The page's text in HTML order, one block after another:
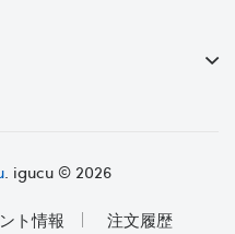
. igucu © 2026
ト情報 注文履歴